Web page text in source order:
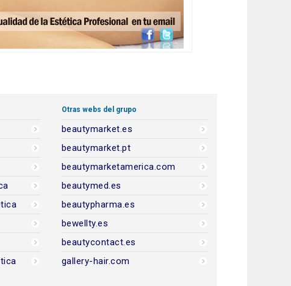
Otras webs del grupo
beautymarket.es
beautymarket.pt
beautymarketamerica.com
beautymed.es
beautypharma.es
bewellty.es
beautycontact.es
gallery-hair.com